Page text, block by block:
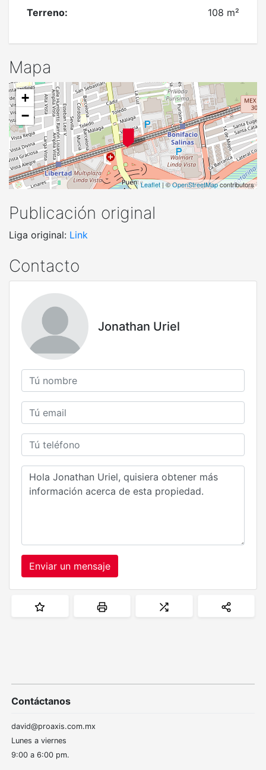
Terreno:
108 m²
Mapa
+
−
Leaflet| ©OpenStreetMapcontributors
Publicación original
Liga original: Link
Contacto
Jonathan Uriel
Enviar un mensaje
Contáctanos
david@proaxis.com.mx
Lunes a viernes
9:00 a 6:00 pm.